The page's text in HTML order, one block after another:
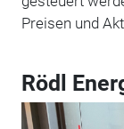
Preisen und
Rödl